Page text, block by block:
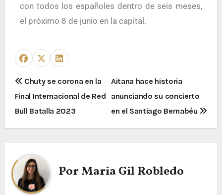
con todos los españoles dentro de seis meses,
el próximo 8 de junio en la capital.
Chuty se corona en la
Final Internacional de Red
Bull Batalla 2023
Aitana hace historia
anunciando su concierto
en el Santiago Bernabéu
PorMaria Gil Robledo